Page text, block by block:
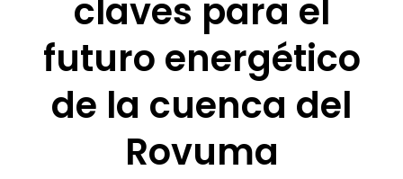
claves para el
futuro energético
de la cuenca del
Rovuma